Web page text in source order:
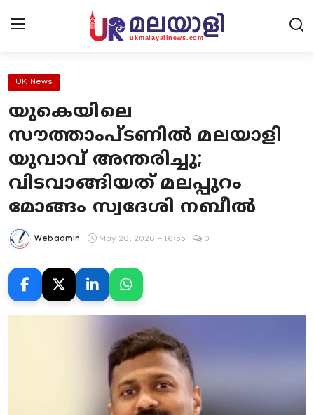
Home
Contact Us
UK News
National
Kerala News
UK News
യുകെയിലെ
സൗത്താംപ്ടണിൽ മലയാളി
യുവാവ് അന്തരിച്ചു;
വിടവാങ്ങിയത് മലപ്പുറം
മോങ്ങം സ്വദേശി നബീൽ
Webadmin May 26, 2026 - 16:55 0